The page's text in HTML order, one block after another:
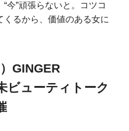
今”頑張らないと。コツコ
るから、価値のある女に
GINGER
ビューティトーク